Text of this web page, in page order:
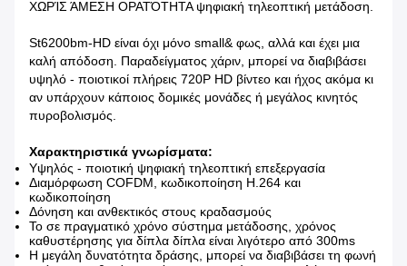
ΧΩΡΊΣ ΆΜΕΣΗ ΟΡΑΤΌΤΗΤΑ ψηφιακή τηλεοπτική μετάδοση.
St6200bm-HD είναι όχι μόνο small& φως, αλλά και έχει μια
καλή απόδοση. Παραδείγματος χάριν, μπορεί να διαβιβάσει
υψηλό - ποιοτικοί πλήρεις 720P HD βίντεο και ήχος ακόμα κι
αν υπάρχουν κάποιος δομικές μονάδες ή μεγάλος κινητός
πυροβολισμός.
Χαρακτηριστικά γνωρίσματα:
Υψηλός - ποιοτική ψηφιακή τηλεοπτική επεξεργασία
Διαμόρφωση COFDM, κωδικοποίηση H.264 και
κωδικοποίηση
Δόνηση και ανθεκτικός στους κραδασμούς
Το σε πραγματικό χρόνο σύστημα μετάδοσης, χρόνος
καθυστέρησης για δίπλα δίπλα είναι λιγότερο από 300ms
Η μεγάλη δυνατότητα δράσης, μπορεί να διαβιβάσει τη φωνή